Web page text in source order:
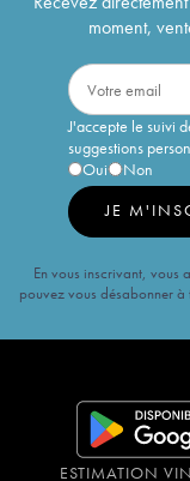
moment,
J'accepte le suivi
suggestions
Oui
Non
JE
En vous inscrivant, vous
pouvez vous désabonner à
ESTIMATION